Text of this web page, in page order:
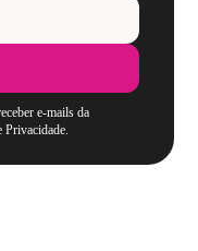
e-mails da
Privacidade.